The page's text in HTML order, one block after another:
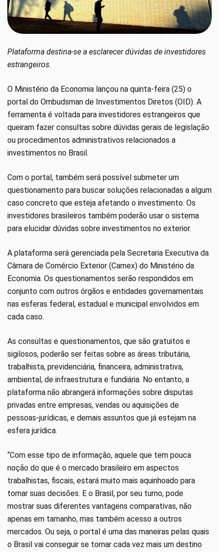
Plataforma destina-se a esclarecer dúvidas de investidores
estrangeiros.
O Ministério da Economia lançou na quinta-feira (25) o
portal do Ombudsman de Investimentos Diretos (OID). A
ferramenta é voltada para investidores estrangeiros que
queiram fazer consultas sobre dúvidas gerais de legislação
ou procedimentos administrativos relacionados a
investimentos no Brasil.
Com o portal, também será possível submeter um
questionamento para buscar soluções relacionadas a algum
caso concreto que esteja afetando o investimento. Os
investidores brasileiros também poderão usar o sistema
para elucidar dúvidas sobre investimentos no exterior.
A plataforma será gerenciada pela Secretaria Executiva da
Câmara de Comércio Exterior (Camex) do Ministério da
Economia. Os questionamentos serão respondidos em
conjunto com outros órgãos e entidades governamentais
nas esferas federal, estadual e municipal envolvidos em
cada caso.
As consultas e questionamentos, que são gratuitos e
sigilosos, poderão ser feitas sobre as áreas tributária,
trabalhista, previdenciária, financeira, administrativa,
ambiental, de infraestrutura e fundiária. No entanto, a
plataforma não abrangerá informações sobre disputas
privadas entre empresas, vendas ou aquisições de
pessoas-jurídicas, e demais assuntos que já estejam na
esfera jurídica.
“Com esse tipo de informação, aquele que tem pouca
noção do que é o mercado brasileiro em aspectos
trabalhistas, fiscais, estará muito mais aquinhoado para
tomar suas decisões. E o Brasil, por seu turno, pode
mostrar suas diferentes vantagens comparativas, não
apenas em tamanho, mas também acesso a outros
mercados. Ou seja, o portal é uma das maneiras pelas quais
o Brasil vai conseguir se tornar cada vez mais um destino